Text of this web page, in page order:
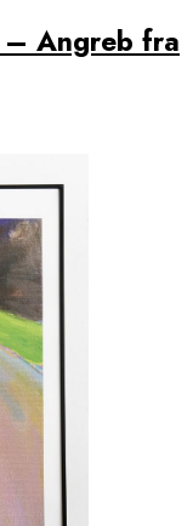
– Angreb fra